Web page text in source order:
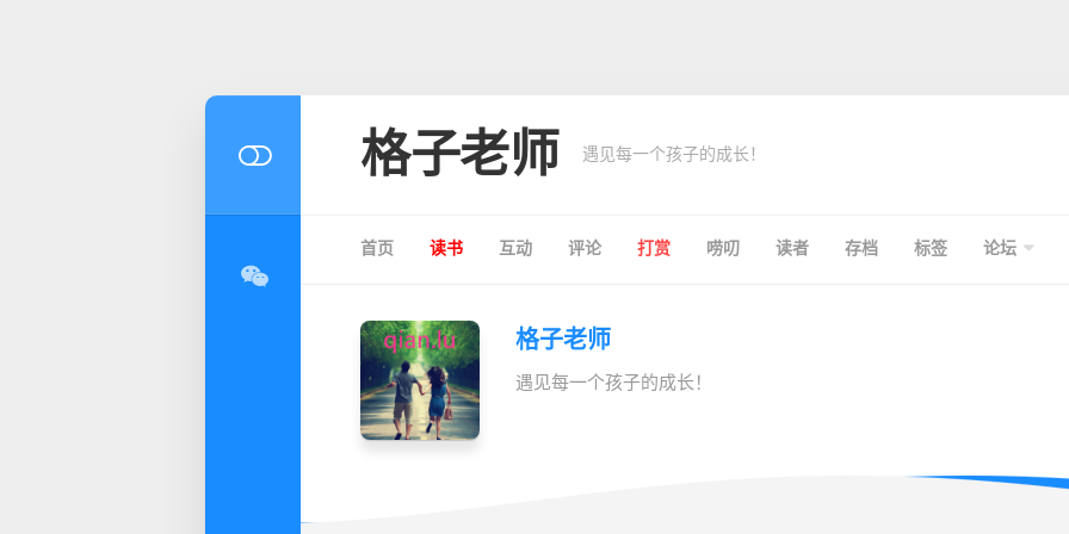
格子老师 遇见每一个孩子的成长！
首页 读书 互动 评论 打赏 唠叨 读者 存档 标签 论坛
格子老师
遇见每一个孩子的成长！